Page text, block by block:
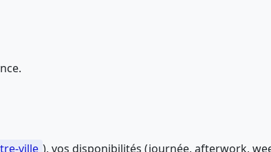
ville ), vos disponibilités (journée, afterwork,